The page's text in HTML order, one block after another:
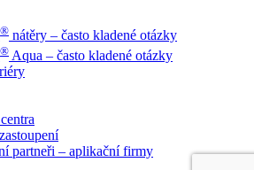
® nátěry – často kladené otázky
® Aqua – často kladené otázky
partneři – aplikační firmy